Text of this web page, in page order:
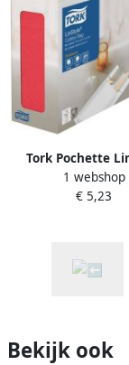
Tork Pochette
Premium 1-
390x390mm rood
1 webshop
€ 5,23
Bekijk ook